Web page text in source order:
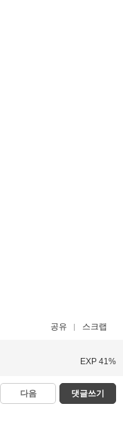
공유 스크랩
EXP 41%
다음 댓글쓰기